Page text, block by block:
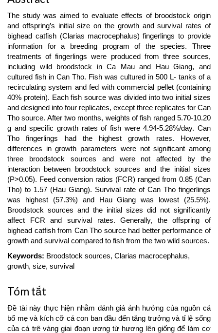
The study was aimed to evaluate effects of broodstock origin
and offspring’s initial size on the growth and survival rates of
bighead catfish (Clarias macrocephalus) fingerlings to provide
information for a breeding program of the species. Three
treatments of fingerlings were produced from three sources,
including wild broodstock in Ca Mau and Hau Giang, and
cultured fish in Can Tho. Fish was cultured in 500 L- tanks of a
recirculating system and fed with commercial pellet (containing
40% protein). Each fish source was divided into two initial sizes
and designed into four replicates, except three replicates for Can
Tho source. After two months, weights of fish ranged 5.70-10.20
g and specific growth rates of fish were 4.94-5.28%/day. Can
Tho fingerlings had the highest growth rates. However,
differences in growth parameters were not significant among
three broodstock sources and were not affected by the
interaction between broodstock sources and the initial sizes
(P>0.05). Feed conversion ratios (FCR) ranged from 0.85 (Can
Tho) to 1.57 (Hau Giang). Survival rate of Can Tho fingerlings
was highest (57.3%) and Hau Giang was lowest (25.5%).
Broodstock sources and the initial sizes did not significantly
affect FCR and survival rates. Generally, the offspring of
bighead catfish from Can Tho source had better performance of
growth and survival compared to fish from the two wild sources.
Keywords: Broodstock sources, Clarias macrocephalus,
growth, size, survival
Tóm tắt
Đề tài này thực hiện nhằm đánh giá ảnh hưởng của nguồn cá
bố mẹ và kích cỡ cá con ban đầu đến tăng trưởng và tỉ lệ sống
của cá trê vàng giai đoạn ương từ hương lên giống để làm cơ